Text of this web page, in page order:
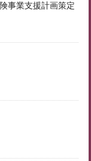
事業支援計画策定